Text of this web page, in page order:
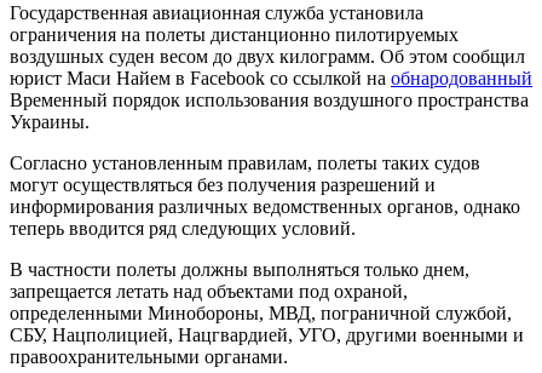
Государственная авиационная служба установила
ограничения на полеты дистанционно пилотируемых
воздушных суден весом до двух килограмм. Об этом сообщил
юрист Маси Найем в Facebook со ссылкой на обнародованный
Временный порядок использования воздушного пространства
Украины.
Согласно установленным правилам, полеты таких судов
могут осуществляться без получения разрешений и
информирования различных ведомственных органов, однако
теперь вводится ряд следующих условий.
В частности полеты должны выполняться только днем,
запрещается летать над объектами под охраной,
определенными Минобороны, МВД, пограничной службой,
СБУ, Нацполицией, Нацгвардией, УГО, другими военными и
правоохранительными органами.